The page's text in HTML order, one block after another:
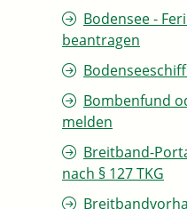
Bodensee -
beantragen
Bombenfund
melden
Breitband-
nach § 127 TKG